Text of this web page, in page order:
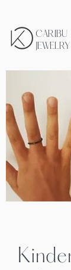
CARIBU
JEWELRY